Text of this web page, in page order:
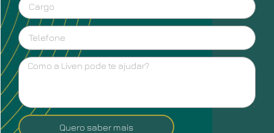
Quero saber mais